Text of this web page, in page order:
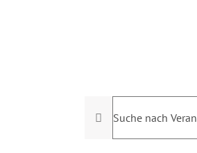
Veranstaltungen
Suche
Bitte
Schlüsselwort